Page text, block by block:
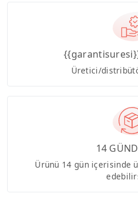
Üretici/
14
Ürünü 14 gün içerisinde